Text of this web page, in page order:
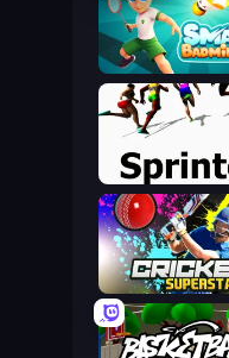
Smash Badminton
Sprinter